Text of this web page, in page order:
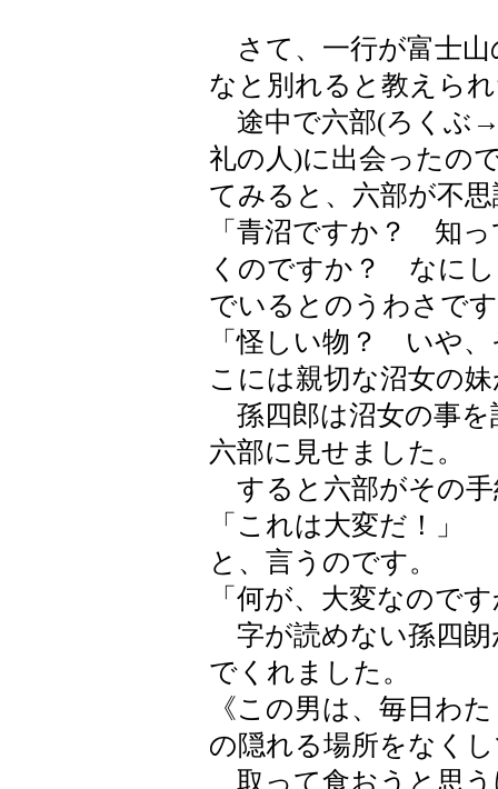
さて、一行が富士山
なと別れると教えら
途中で六部(ろくぶ→
礼の人)に出会ったの
てみると、六部が不
「青沼ですか？ 知
くのですか？ なに
でいるとのうわさで
「怪しい物？ いや
こには親切な沼女の
孫四郎は沼女の事を
六部に見せました。
すると六部がその手
「これは大変だ！」
と、言うのです。
「何が、大変なので
字が読めない孫四朗
でくれました。
《この男は、毎日わ
の隠れる場所をなく
取って食おうと思